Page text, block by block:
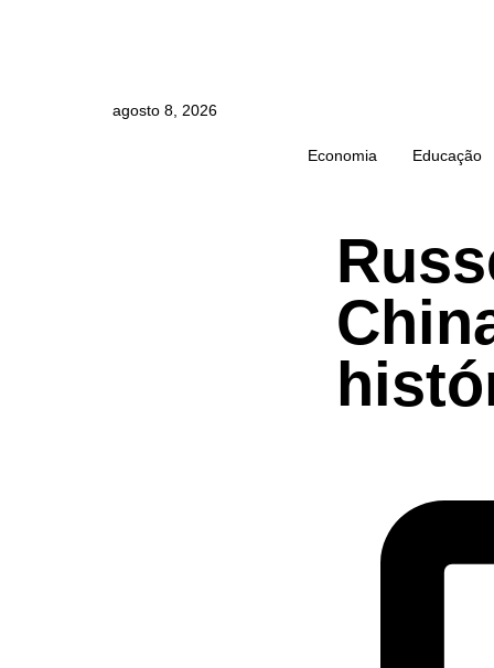
agosto 8, 2026
Economia Educação